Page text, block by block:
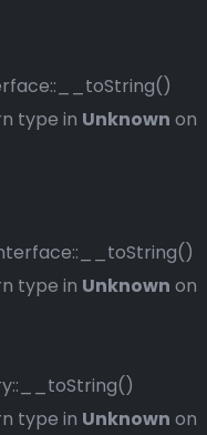
type in Unknown on
type in Unknown on
type in Unknown on